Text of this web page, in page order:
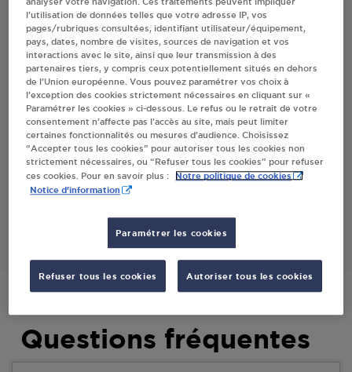
à ROQUES
Villes
CENTRE AUTO LECLERC - SO.DI.GAR. SA
ROQUES
CENTRE COMMERCIAL ROQUES
3 ALLEE DE FRAIXINET
31120ROQUES
Questions fréquentes
analyser votre navigation. Ces traitements peuvent impliquer
l’utilisation de données telles que votre adresse IP, vos
pages/rubriques consultées, identifiant utilisateur/équipement,
pays, dates, nombre de visites, sources de navigation et vos
interactions avec le site, ainsi que leur transmission à des
partenaires tiers, y compris ceux potentiellement situés en dehors
de l’Union européenne. Vous pouvez paramétrer vos choix à
l’exception des cookies strictement nécessaires en cliquant sur «
Paramétrer les cookies » ci-dessous. Le refus ou le retrait de votre
consentement n’affecte pas l’accès au site, mais peut limiter
certaines fonctionnalités ou mesures d’audience. Choisissez
“Accepter tous les cookies” pour autoriser tous les cookies non
strictement nécessaires, ou “Refuser tous les cookies” pour refuser
ces cookies. Pour en savoir plus :
Notre politique de cookies
Notice d'information
Paramétrer les cookies
Refuser tous les cookies Autoriser tous les cookies